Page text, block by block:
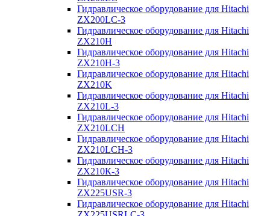
Гидравлическое оборудование для Hitachi
ZX200LC-3
Гидравлическое оборудование для Hitachi
ZX210H
Гидравлическое оборудование для Hitachi
ZX210H-3
Гидравлическое оборудование для Hitachi
ZX210K
Гидравлическое оборудование для Hitachi
ZX210L-3
Гидравлическое оборудование для Hitachi
ZX210LCH
Гидравлическое оборудование для Hitachi
ZX210LCH-3
Гидравлическое оборудование для Hitachi
ZX210К-3
Гидравлическое оборудование для Hitachi
ZX225USR-3
Гидравлическое оборудование для Hitachi